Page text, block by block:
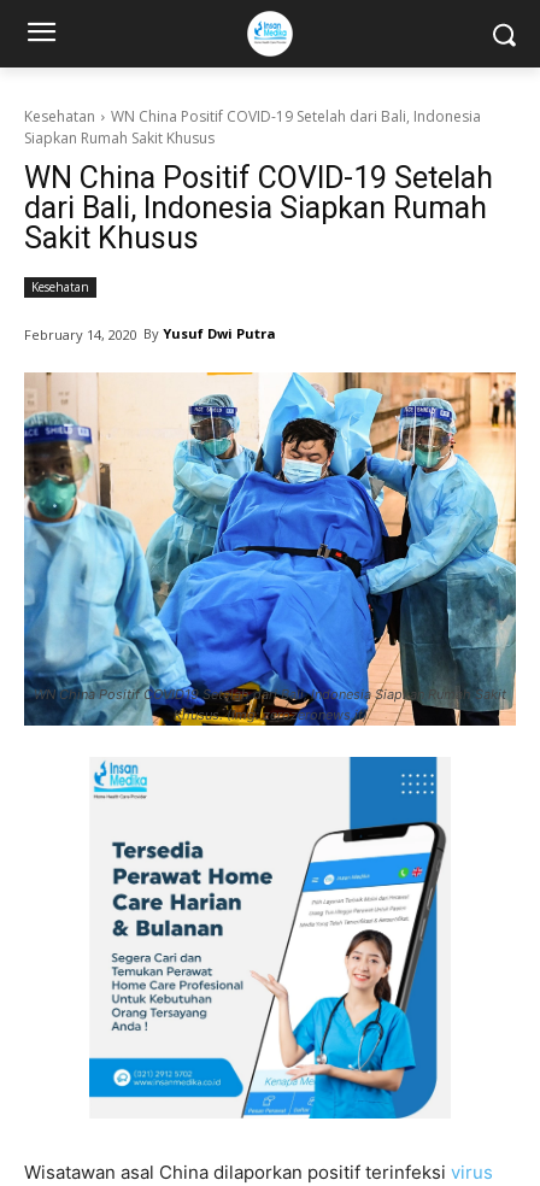
Kesehatan
WN China Positif COVID-19 Setelah dari Bali, Indonesia
Siapkan Rumah Sakit Khusus
WN China Positif COVID-19 Setelah
dari Bali, Indonesia Siapkan Rumah
Sakit Khusus
Kesehatan
February 14, 2020 By Yusuf Dwi Putra
WN China Positif COVID19 Setelah dari Bali, Indonesia Siapkan Rumah Sakit
Khusus. (Img: zerozeronews.it)
Wisatawan asal China dilaporkan positif terinfeksi virus